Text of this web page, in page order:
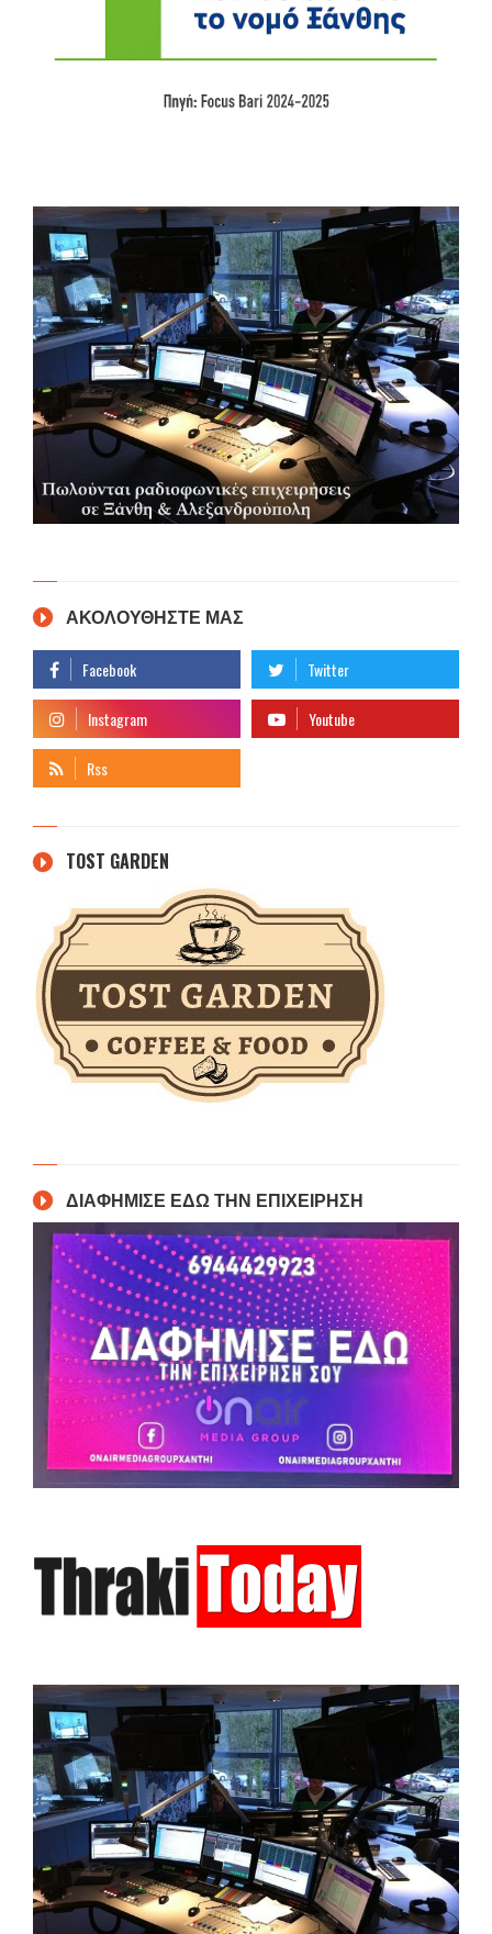
ΑΚΟΛΟΥΘΗΣΤΕ ΜΑΣ
TOST GARDEN
ΔΙΑΦΗΜΙΣΕ ΕΔΩ ΤΗΝ ΕΠΙΧΕΙΡΗΣΗ